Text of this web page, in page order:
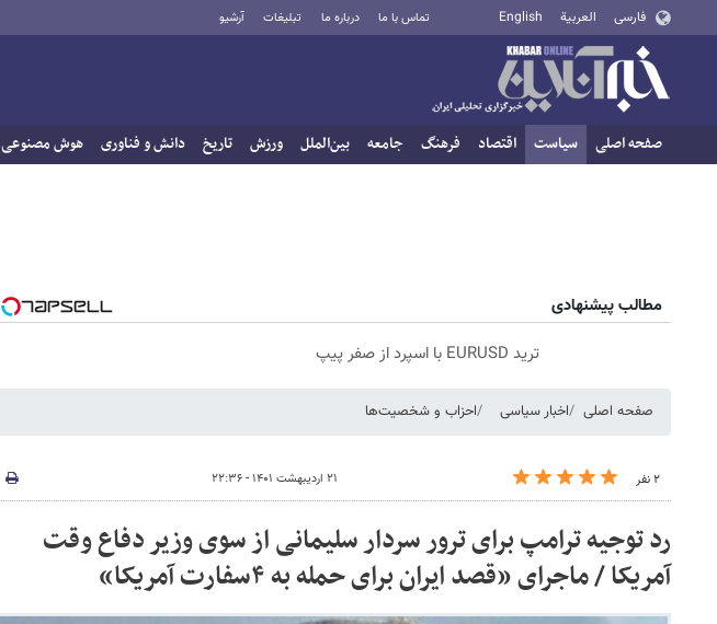
فارسی العربية English تماس با ما درباره ما تبلیغات آرشیو
صفحه اصلی سیاست اقتصاد فرهنگ جامعه بین‌الملل ورزش تاریخ دانش و فناوری هوش مصنوعی
مطالب پیشنهادی
ترید EURUSD با اسپرد از صفر پیپ
صفحه اصلی اخبار سیاسی احزاب و شخصیت‌ها
۲ نفر ۲۱ اردیبهشت ۱۴۰۱ - ۲۲:۳۶
رد توجیه ترامپ برای ترور سردار سلیمانی از سوی وزیر دفاع وقت
آمریکا / ماجرای «قصد ایران برای حمله به ۴سفارت آمریکا»